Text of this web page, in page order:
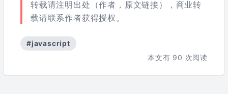
转载请注明出处（作者，原文链接），商业转
载请联系作者获得授权。
#javascript
本文有 90 次阅读